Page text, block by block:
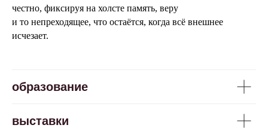
честно, фиксируя на холсте память, веру
и то непреходящее, что остаётся, когда всё внешнее
исчезает.
образование
выставки